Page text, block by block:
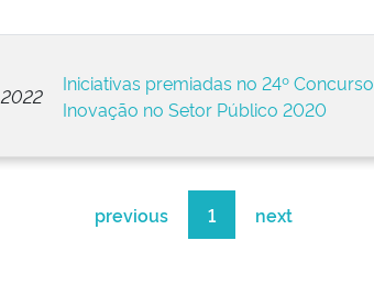
2022
Iniciativas premiadas no 24º Concurso
Inovação no Setor Público 2020
previous 1 next